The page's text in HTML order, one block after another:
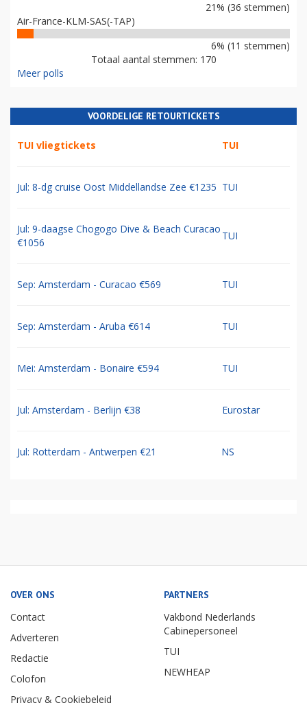
21% (36 stemmen)
Air-France-KLM-SAS(-TAP)
6% (11 stemmen)
Totaal aantal stemmen: 170
Meer polls
VOORDELIGE RETOURTICKETS
TUI vliegtickets TUI
Jul: 8-dg cruise Oost Middellandse Zee €1235 TUI
Jul: 9-daagse Chogogo Dive & Beach Curacao
€1056
TUI
Sep: Amsterdam - Curacao €569 TUI
Sep: Amsterdam - Aruba €614 TUI
Mei: Amsterdam - Bonaire €594 TUI
Jul: Amsterdam - Berlijn €38 Eurostar
Jul: Rotterdam - Antwerpen €21 NS
OVER ONS
Contact
Adverteren
Redactie
Colofon
Privacy & Cookiebeleid
PARTNERS
Vakbond Nederlands
Cabinepersoneel
TUI
NEWHEAP